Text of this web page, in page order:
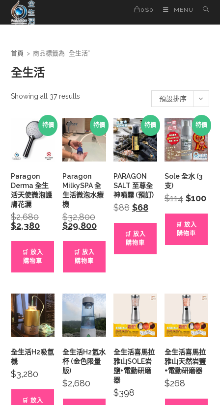
0 $0 MENU
首頁 > 商品標籤為 “全生活”
全生活
Showing all 37 results 預設排序
特價
Paragon
Derma 全生
活天使微泡護
膚花灑
$2,680Original
price
was:
$2,380Current
price
🛒 放入
購物車
特價
Paragon
MilkySPA 全
生活微泡水療
機
$32,800Original
price
was:
$29,800Current
price
🛒 放入
購物車
特價
PARAGON
SALT 至尊全
神噴霧 (預訂)
$88 Original
price
$68Current
price
🛒 放入
購物車
特價
Sole 全水 (3
支)
$114 Original
price
$100
🛒 放入
購物車
全生活H2吸氫
機
$3,280
🛒 放入
全生活H2氫水
杯 (金色限量
版)
$2,680
全生活喜馬拉
雅山SOLE岩
鹽+電動研磨
器
$398
全生活喜馬拉
雅山天然岩鹽
+電動研磨器
$268